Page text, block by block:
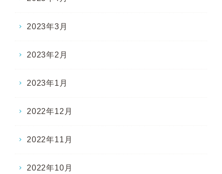
2023年3月
2023年2月
2023年1月
2022年12月
2022年11月
2022年10月